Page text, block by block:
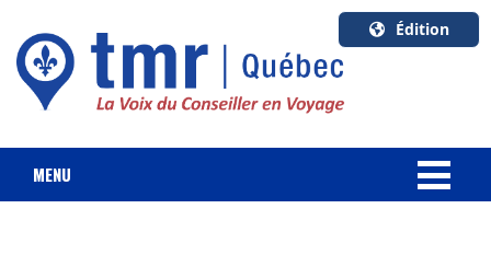
Édition
U.S.A.
English
Canada
MENU